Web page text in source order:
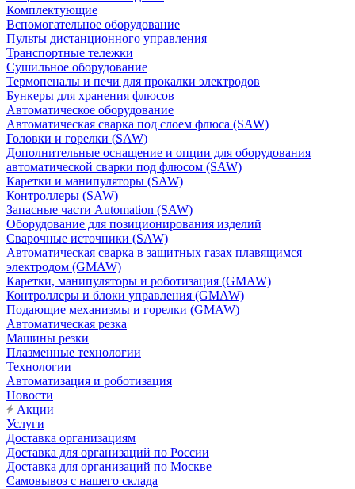
Комплектующие
Вспомогательное оборудование
Пульты дистанционного управления
Транспортные тележки
Сушильное оборудование
Термопеналы и печи для прокалки электродов
Бункеры для хранения флюсов
Автоматическое оборудование
Автоматическая сварка под слоем флюса (SAW)
Головки и горелки (SAW)
Дополнительные оснащение и опции для оборудования
автоматической сварки под флюсом (SAW)
Каретки и манипуляторы (SAW)
Контроллеры (SAW)
Запасные части Automation (SAW)
Оборудование для позиционирования изделий
Сварочные источники (SAW)
Автоматическая сварка в защитных газах плавящимся
электродом (GMAW)
Каретки, манипуляторы и роботизация (GMAW)
Контроллеры и блоки управления (GMAW)
Подающие механизмы и горелки (GMAW)
Автоматическая резка
Машины резки
Плазменные технологии
Технологии
Автоматизация и роботизация
Новости
Акции
Услуги
Доставка организациям
Доставка для организаций по России
Доставка для организаций по Москве
Самовывоз с нашего склада